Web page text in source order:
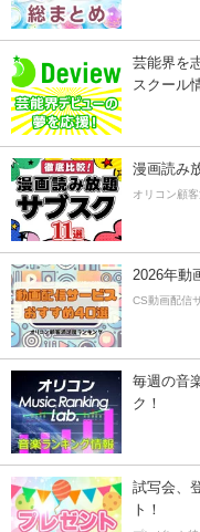
芸能界を
スクール
漫画読み
オリコン顧
2026年動
CS動画配信
毎週の音
ク！
試写会、
ト！